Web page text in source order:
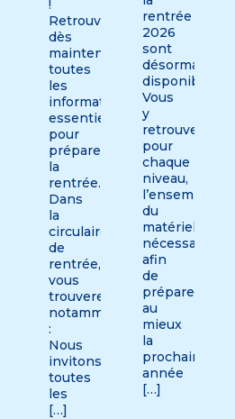
!
Retrouvez
dès
maintenant
toutes
les
informations
essentielles
pour
préparer
la
rentrée.
Dans
la
circulaire
de
rentrée,
vous
trouverez
notamment
:
Nous
invitons
toutes
les
[…]
rentrée
2026
sont
désormais
disponibles.
Vous
y
retrouverez,
pour
chaque
niveau,
l’ensemble
du
matériel
nécessaire
afin
de
préparer
au
mieux
la
prochaine
année
[…]